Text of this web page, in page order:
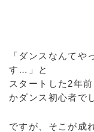
「ダンスなんてや
す…」と
スタートした2年
かダンス初心者で
ですが、そこが成